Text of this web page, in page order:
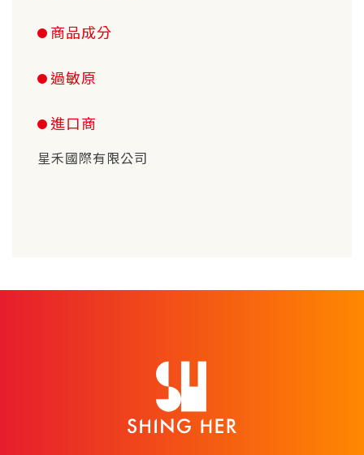
商品成分
過敏原
進口商
星禾國際有限公司